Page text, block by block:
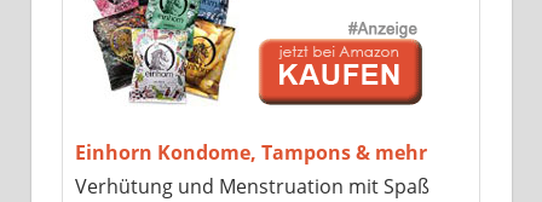
Einhorn Kondome, Tampons & mehr
Verhütung und Menstruation mit Spaß